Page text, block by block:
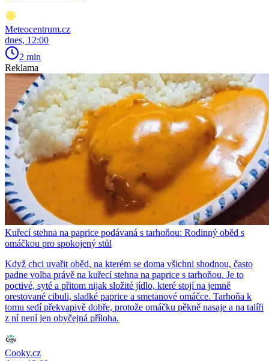
Meteocentrum.cz
dnes, 12:00
2 min
Reklama
Kuřecí stehna na paprice podávaná s tarhoňou: Rodinný oběd s
omáčkou pro spokojený stůl
Když chci uvařit oběd, na kterém se doma všichni shodnou, často
padne volba právě na kuřecí stehna na paprice s tarhoňou. Je to
poctivé, syté a přitom nijak složité jídlo, které stojí na jemně
orestované cibuli, sladké paprice a smetanové omáčce. Tarhoňa k
tomu sedí překvapivě dobře, protože omáčku pěkně nasaje a na talíři
z ní není jen obyčejná příloha.
Cooky.cz